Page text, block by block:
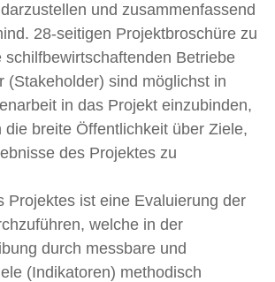
und zusammenfassend
28-seitigen Projektbroschüre zu
schilfbewirtschaftenden Betriebe
(Stakeholder) sind möglichst in
in das Projekt einzubinden,
die breite Öffentlichkeit über Ziele,
des Projektes zu
Projektes ist eine Evaluierung der
welche in der
durch messbare und
(Indikatoren) methodisch